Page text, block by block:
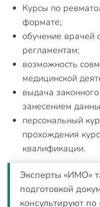
Курсы по
формате;
обучение врачей
регламентам;
возможность
медицинской
выдача
занесением
персональный
прохождения
квалификации.
Эксперты «ИМО»
подготовкой
консультируют